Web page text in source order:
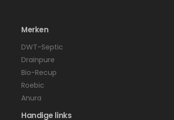
Merken
DWT-Septic
Drainpure
Bio-Recup
Roebic
Anura
Handige links